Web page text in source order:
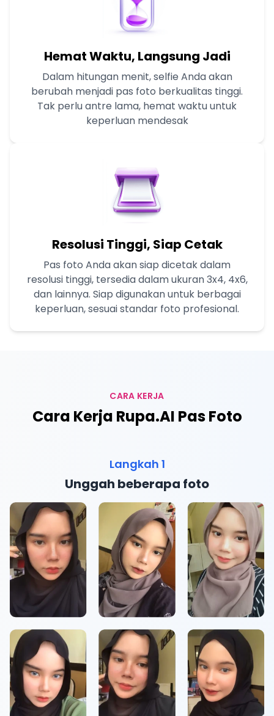
Hemat Waktu, Langsung Jadi
Dalam hitungan menit, selfie Anda akan
berubah menjadi pas foto berkualitas tinggi.
Tak perlu antre lama, hemat waktu untuk
keperluan mendesak
Resolusi Tinggi, Siap Cetak
Pas foto Anda akan siap dicetak dalam
resolusi tinggi, tersedia dalam ukuran 3x4, 4x6,
dan lainnya. Siap digunakan untuk berbagai
keperluan, sesuai standar foto profesional.
CARA KERJA
Cara Kerja Rupa.AI Pas Foto
Langkah 1
Unggah beberapa foto